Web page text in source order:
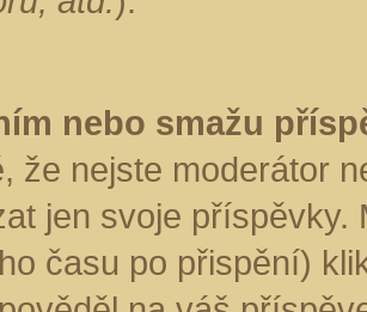
nebo smažu
že nejste moderátor
jen svoje
času po přispění)